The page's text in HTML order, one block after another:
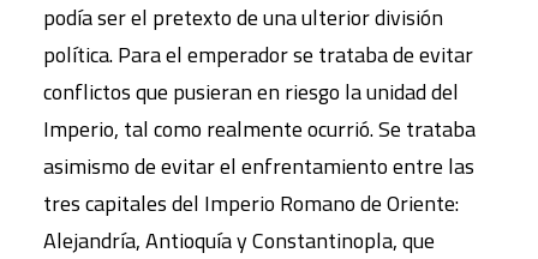
podía ser el pretexto de una ulterior división
política. Para el emperador se trataba de evitar
conflictos que pusieran en riesgo la unidad del
Imperio, tal como realmente ocurrió. Se trataba
asimismo de evitar el enfrentamiento entre las
tres capitales del Imperio Romano de Oriente:
Alejandría, Antioquía y Constantinopla, que